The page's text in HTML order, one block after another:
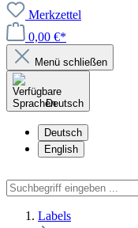
Merkzettel
0,00 €*
Menü schließen
Deutsch
Deutsch
English
Labels